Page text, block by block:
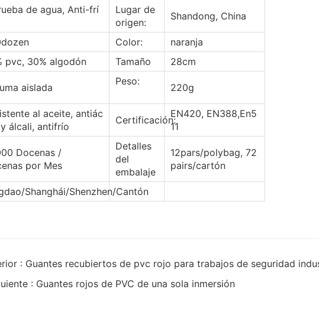
de agua, Anti-frí
Lugar de
origen:
Shandong, China
Color:
naranja
pvc, 30% algodón Tamaño 28cm
aislada
Peso:
220g
al aceite, antiác
álcali, antifrío
Certificación:
EN420, EN388,En5
11
Docenas /
por Mes
Detalles
del
embalaje
12pars/polybag, 72
pairs/cartón
Shanghái/Shenzhen/Cantón
: Guantes recubiertos de pvc rojo para trabajos de seguridad
: Guantes rojos de PVC de una sola inmersión